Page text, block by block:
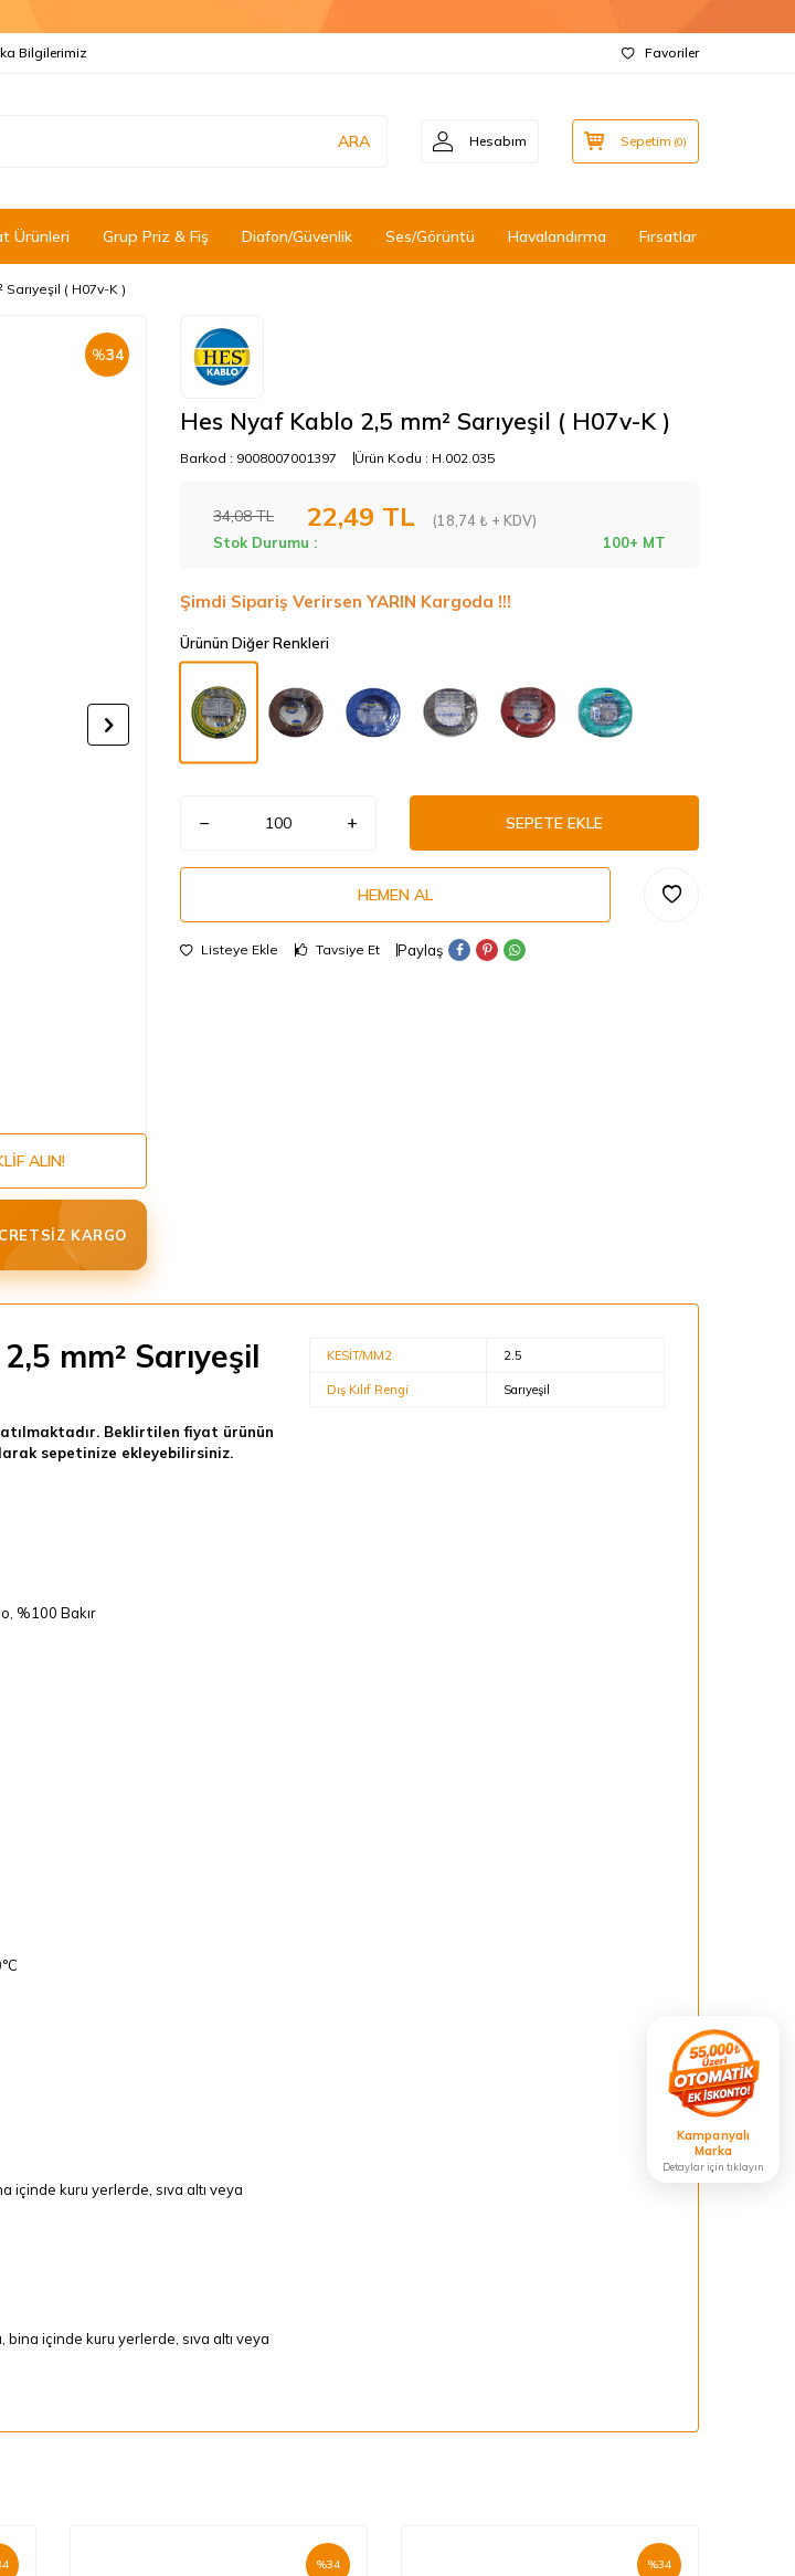
Bilgilerimiz Favoriler
ARA Hesabım Sepetim (0)
Ürünleri Grup Priz & Fiş Diafon/Güvenlik Ses/Görüntü Havalandırma Fırsatlar
( H07v-K )
%34
ALIN!
KARGO
Hes Nyaf Kablo 2,5 mm² Sarıyeşil ( H07v-K )
Barkod : 9008007001397 Ürün Kodu : H.002.035
34,08TL 22,49 TL
(18,74 ₺ + KDV)
Stok Durumu :
100+ MT
Şimdi Sipariş Verirsen YARIN Kargoda !!!
Ürünün Diğer Renkleri
SEPETE EKLE
HEMEN AL
Listeye Ekle Tavsiye Et Paylaş
mm² Sarıyeşil
Beklirtilen fiyat ürünün
sepetinize ekleyebilirsiniz.
%100 Bakır
içinde kuru yerlerde, sıva altı veya
bina içinde kuru yerlerde, sıva altı veya
KESİT/MM2 2.5
Dış Kılıf Rengi Sarıyeşil
%34 %34
Kampanyalı
Marka
Detaylar için tıklayın